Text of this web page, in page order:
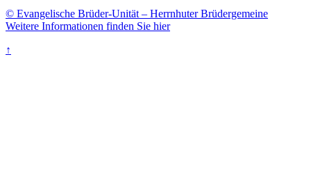
© Evangelische Brüder-Unität – Herrnhuter Brüdergemeine
Weitere Informationen finden Sie hier
↑